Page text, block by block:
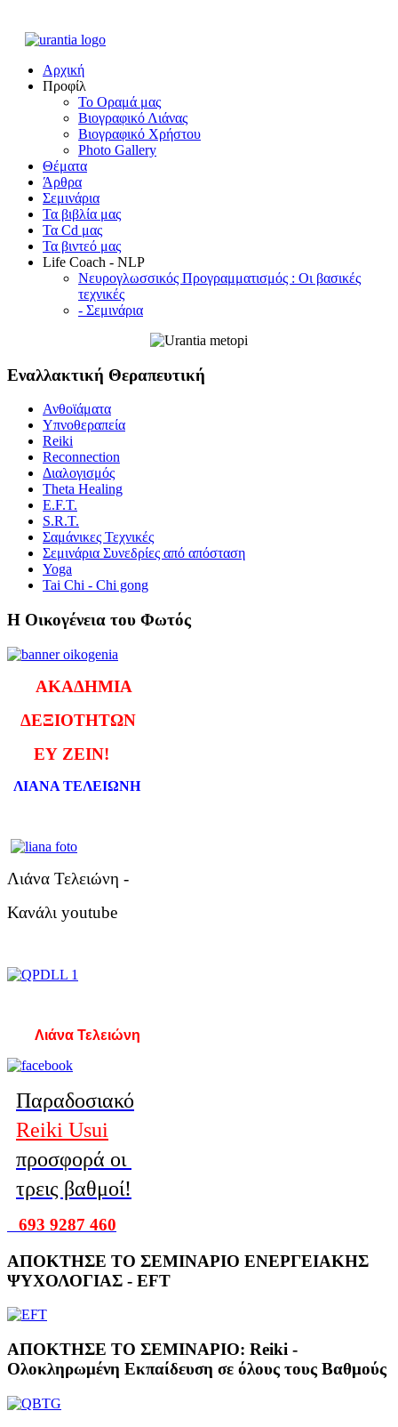
Αρχική
Προφίλ
Το Οραμά μας
Βιογραφικό Λιάνας
Βιογραφικό Χρήστου
Photo Gallery
Θέματα
Άρθρα
Σεμινάρια
Τα βιβλία μας
Τα Cd μας
Τα βιντεό μας
Life Coach - NLP
Νευρογλωσσικός Προγραμματισμός : Οι βασικές
τεχνικές
- Σεμινάρια
Εναλλακτική Θεραπευτική
Ανθοϊάματα
Υπνοθεραπεία
Reiki
Reconnection
Διαλογισμός
Theta Healing
E.F.T.
S.R.T.
Σαμάνικες Τεχνικές
Σεμινάρια Συνεδρίες από απόσταση
Yoga
Tai Chi - Chi gong
Η Οικογένεια του Φωτός
ΑΚΑΔΗΜΙΑ
ΔΕΞΙΟΤΗΤΩΝ
ΕΥ ΖΕΙΝ!
ΛΙΑΝΑ ΤΕΛΕΙΩΝΗ
Λιάνα Τελειώνη -
Κανάλι youtube
Λιάνα Τελειώνη
Παραδοσιακό
Reiki Usui
προσφορά οι
τρεις βαθμοί!
693 9287 460
ΑΠΟΚΤΗΣΕ ΤΟ ΣΕΜΙΝΑΡΙΟ ΕΝΕΡΓΕΙΑΚΗΣ
ΨΥΧΟΛΟΓΙΑΣ - EFT
ΑΠΟΚΤΗΣΕ ΤΟ ΣΕΜΙΝΑΡΙΟ: Reiki -
Ολοκληρωμένη Εκπαίδευση σε όλους τους Βαθμούς